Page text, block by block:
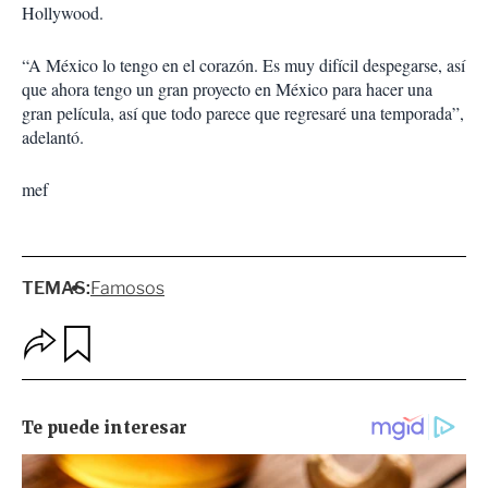
Hollywood.
“A México lo tengo en el corazón. Es muy difícil despegarse, así
que ahora tengo un gran proyecto en México para hacer una
gran película, así que todo parece que regresaré una temporada”,
adelantó.
mef
TEMAS:Famosos
p
i
o
r
d